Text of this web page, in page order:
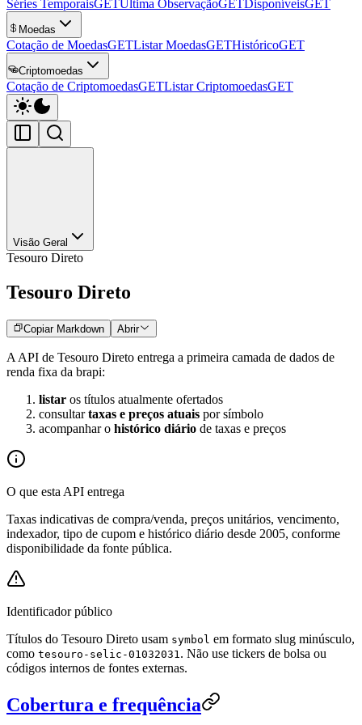
Séries TemporaisGETÚltima ObservaçãoGETDisponíveisGET
Moedas
Cotação de MoedasGETListar MoedasGETHistóricoGET
Criptomoedas
Cotação de CriptomoedasGETListar CriptomoedasGET
Visão Geral
Tesouro Direto
Tesouro Direto
Copiar Markdown Abrir
A API de Tesouro Direto entrega a primeira camada de dados de
renda fixa da brapi:
listar os títulos atualmente ofertados
consultartaxas e preços atuais por símbolo
acompanhar o histórico diário de taxas e preços
O que esta API entrega
Taxas indicativas de compra/venda, preços unitários, vencimento,
indexador, tipo de cupom e histórico diário desde 2005, conforme
disponibilidade da fonte pública.
Identificador público
Títulos do Tesouro Direto usam symbol em formato slug minúsculo,
como tesouro-selic-01032031. Não use tickers de bolsa ou
códigos internos de fontes externas.
Cobertura e frequência